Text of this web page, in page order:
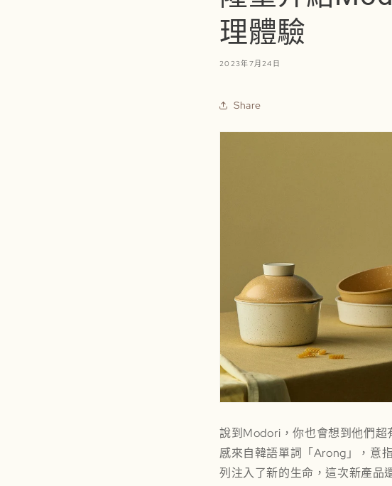
理體驗
2023年7月24日
Share
說到Modori，你也會想到他們超
感來自韓語單詞「Arong」， 意
列注入了新的生命，這次新產品